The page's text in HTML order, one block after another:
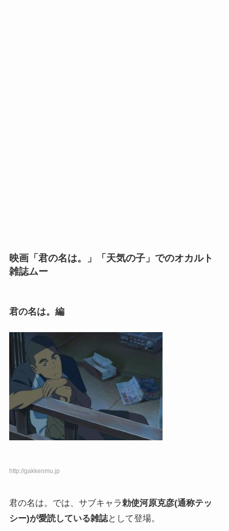
映画「君の名は。」「天気の子」でのオカルト
雑誌ムー
君の名は。編
http://gakkenmu.jp
君の名は。では、サブキャラ勅使河原克彦(通称テッ
シー)が愛読している雑誌として登場。